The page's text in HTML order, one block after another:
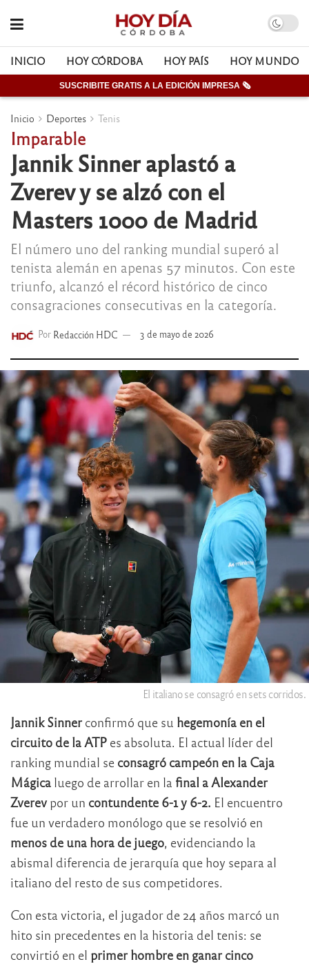
INICIO HOY CÓRDOBA HOY PAÍS HOY MUNDO
SUSCRIBITE GRATIS A LA EDICIÓN IMPRESA 🗞
Inicio Deportes Tenis
Imparable
Jannik Sinner aplastó a
Zverev y se alzó con el
Masters 1000 de Madrid
El número uno del ranking mundial superó al
tenista alemán en apenas 57 minutos. Con este
triunfo, alcanzó el récord histórico de cinco
consagraciones consecutivas en la categoría.
Por Redacción HDC 3 de mayo de 2026
El italiano se consagró en sets corridos.
Jannik Sinner confirmó que su hegemonía en el
circuito de la ATP es absoluta. El actual líder del
ranking mundial se consagró campeón en la Caja
Mágica luego de arrollar en la final a Alexander
Zverevpor un contundente 6-1 y 6-2. El encuentro
fue un verdadero monólogo que se resolvió en
menos de una hora de juego , evidenciando la
abismal diferencia de jerarquía que hoy separa al
italiano del resto de sus competidores.
Con esta victoria, el jugador de 24 años marcó un
hito sin precedentes en la historia del tenis: se
convirtió en el primer hombre en ganar cinco